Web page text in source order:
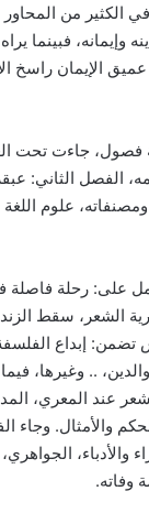
الكثير من
وإيمانه، فبينما
الإيمان راسخ
فصول، جاءت تحت
الفصل الثاني:
ومصنفاته، علوم
على: رحلة فاصلة
الشعر، سقط
تضمن: إبداع
.. وغيرها،
عند المعري،
والأمثال.
والأدباء،
وفاته.